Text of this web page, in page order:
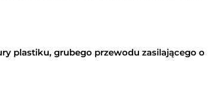
plastiku, grubego przewodu zasilającego o